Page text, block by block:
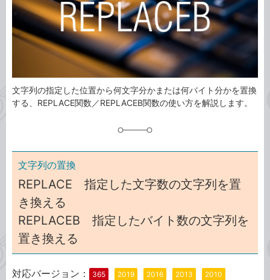
文字列の指定した位置から何文字分かまたは何バイト分かを置換
する、REPLACE関数／REPLACEB関数の使い方を解説します。
文字列の置換
REPLACE 指定した文字数の文字列を置
き換える
REPLACEB 指定したバイト数の文字列を
置き換える
対応バージョン： 365 2019 2016 2013 2010